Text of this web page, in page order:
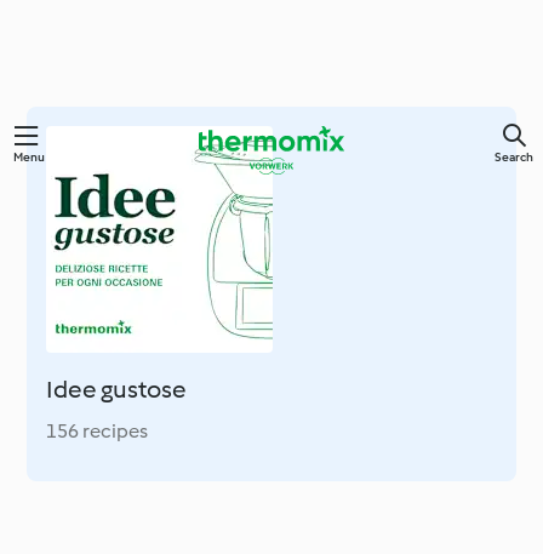
Skip
content
Menu Search
Idee gustose
156 recipes